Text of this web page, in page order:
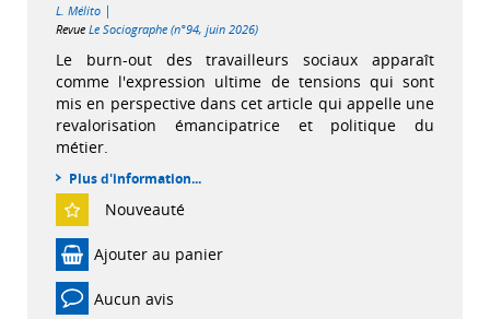
L. Mélito |
Revue Le Sociographe (n°94, juin 2026)
Le burn-out des travailleurs sociaux apparaît
comme l'expression ultime de tensions qui sont
mis en perspective dans cet article qui appelle une
revalorisation émancipatrice et politique du
métier.
Plus d'information...
Nouveauté
Ajouter au panier
Aucun avis